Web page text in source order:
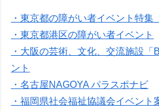
・東京都の障がい者イベント特集
・東京都港区の障がい者イベント
・大阪の芸術、文化、交流施設「
ント
・名古屋NAGOYA パラスポナビ
・福岡県社会福祉協議会イベント